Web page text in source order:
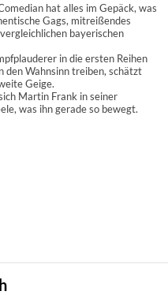
hat alles im Gepäck, was
Gags, mitreißendes
bayerischen
in die ersten Reihen
den Wahnsinn treiben, schätzt
Geige.
Martin Frank in seiner
was ihn gerade so bewegt.